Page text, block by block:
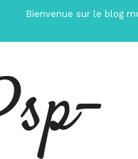
contenu
Bienvenue sur le blog